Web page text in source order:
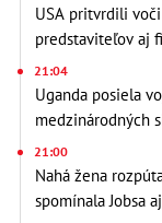
USA pritvrdili
predstaviteľov aj
21:04
Uganda posiela
medzinárodných
21:00
Nahá žena
spomínala Jobsa